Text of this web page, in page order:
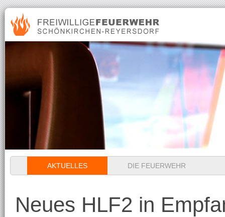
Navigation
AKTUELLES DIE FEUERWEHR
Neues HLF2 in